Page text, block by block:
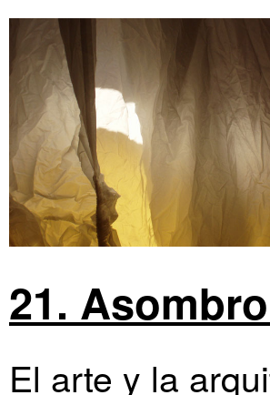
21.
El arte y la